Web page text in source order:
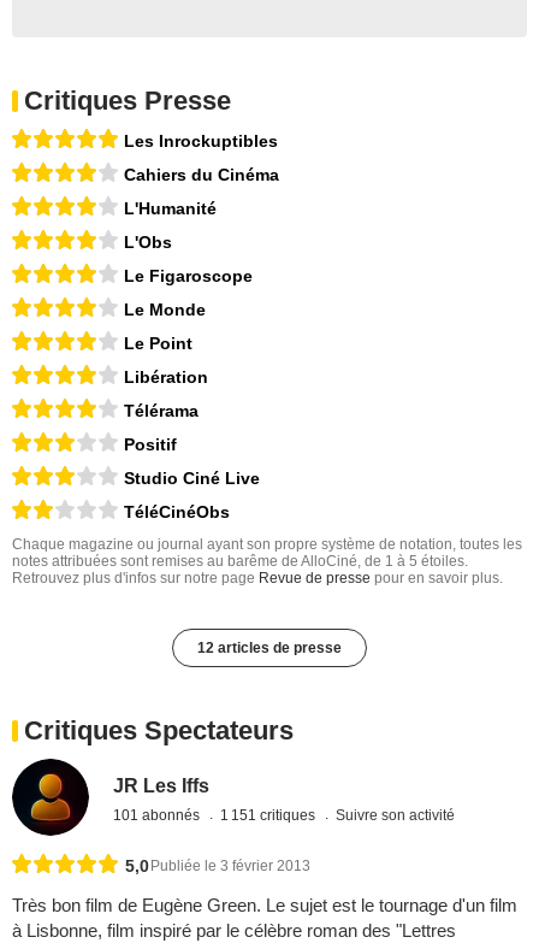
Critiques Presse
Les Inrockuptibles
Cahiers du Cinéma
L'Humanité
L'Obs
Le Figaroscope
Le Monde
Le Point
Libération
Télérama
Positif
Studio Ciné Live
TéléCinéObs
Chaque magazine ou journal ayant son propre système de notation, toutes les
notes attribuées sont remises au barême de AlloCiné, de 1 à 5 étoiles.
Retrouvez plus d'infos sur notre page Revue de presse pour en savoir plus.
12 articles de presse
Critiques Spectateurs
JR Les Iffs
101 abonnés 1 151 critiques Suivre son activité
5,0Publiée le 3 février 2013
Très bon film de Eugène Green. Le sujet est le tournage d'un film
à Lisbonne, film inspiré par le célèbre roman des "Lettres